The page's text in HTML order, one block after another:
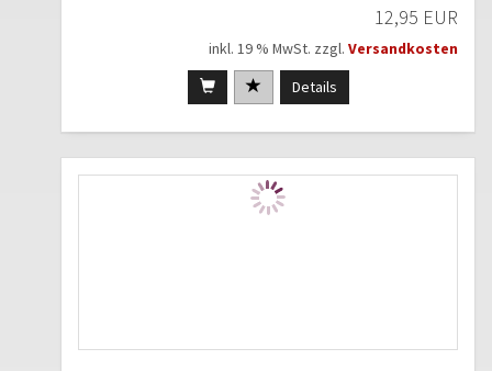
12,95 EUR
inkl. 19 % MwSt. zzgl. Versandkosten
Details